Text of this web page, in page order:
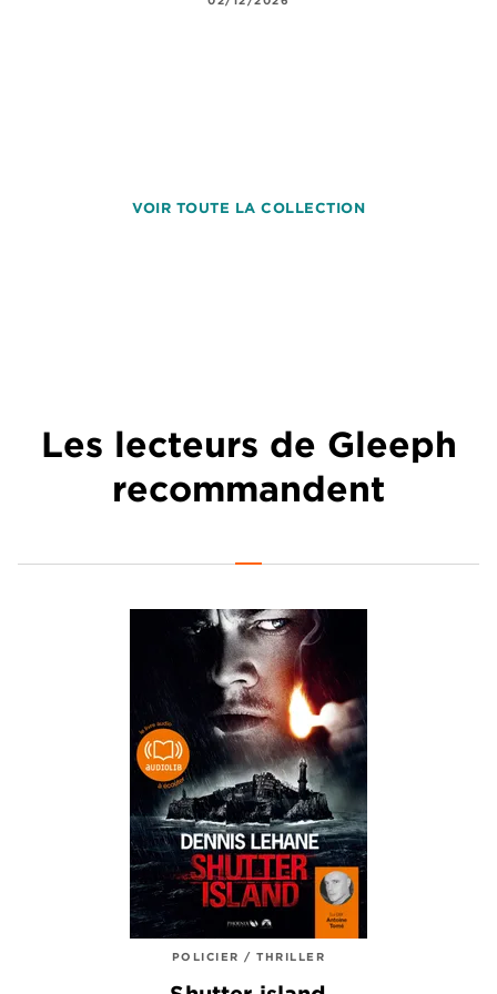
VOIR TOUTE LA COLLECTION
Les lecteurs de Gleeph
recommandent
POLICIER / THRILLER